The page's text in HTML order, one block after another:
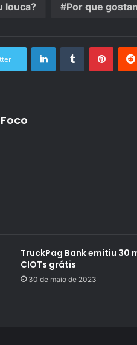
louca? Por que
LinkedinTumblr
TruckPag Bank emitiu 30
CIOTs grátis
30 de maio de 2023